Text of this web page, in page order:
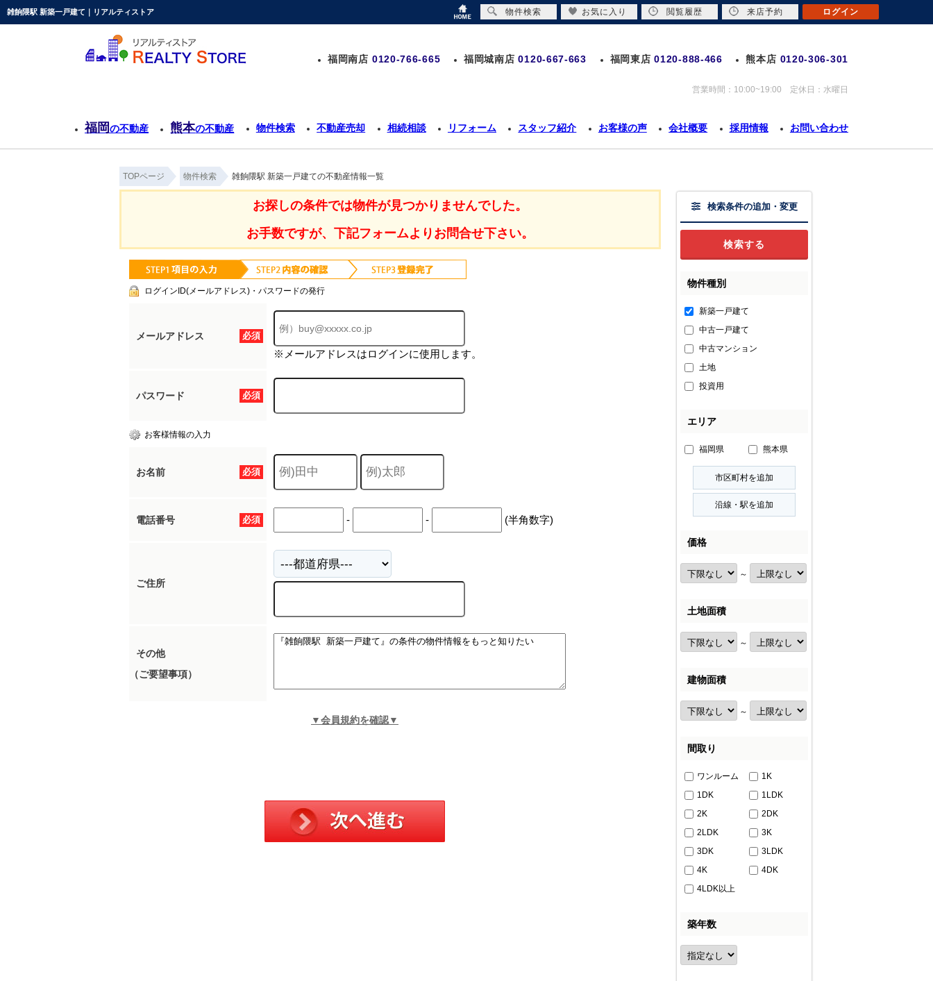
雑餉隈駅 新築一戸建て｜リアルティストア
福岡南店 0120-766-665 福岡城南店 0120-667-663 福岡東店 0120-888-466 熊本店 0120-306-301
営業時間：10:00~19:00 定休日：水曜日
福岡の不動産 熊本の不動産 物件検索 不動産売却 相続相談 リフォーム スタッフ紹介 お客様の声 会社概要 採用情報 お問い合わせ
TOPページ 物件検索 雑餉隈駅 新築一戸建ての不動産情報一覧
お探しの条件では物件が見つかりませんでした。
お手数ですが、下記フォームよりお問合せ下さい。
ログインID(メールアドレス)・パスワードの発行
必須
メールアドレス
※メールアドレスはログインに使用します。
必須
パスワード
お客様情報の入力
必須
お名前
必須
電話番号 - - (半角数字)
ご住所
その他
（ご要望事項）
▼会員規約を確認▼
検索条件の追加・変更
物件種別
新築一戸建て
中古一戸建て
中古マンション
土地
投資用
エリア
福岡県 熊本県
価格
～
土地面積
～
建物面積
～
間取り
ワンルーム
1K
1DK
1LDK
2K
2DK
2LDK
3K
3DK
3LDK
4K
4DK
4LDK以上
築年数
物件検索 お気に入り 閲覧履歴 来店予約 ログイン